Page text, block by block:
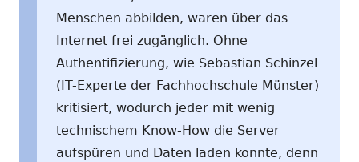
Menschen abbilden, waren über das
Internet frei zugänglich. Ohne
Authentifizierung, wie Sebastian Schinzel
(IT-Experte der Fachhochschule Münster)
kritisiert, wodurch jeder mit wenig
technischem Know-How die Server
aufspüren und Daten laden konnte, denn